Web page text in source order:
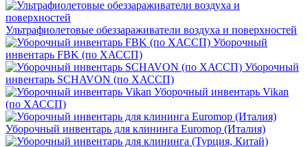
Ультрафиолетовые обеззараживатели воздуха и поверхностей
Уборочный
инвентарь FBK (по ХАССП)
Уборочный
инвентарь SCHAVON (по ХАССП)
Уборочный инвентарь Vikan
(по ХАССП)
Уборочный инвентарь для клининга Euromop (Италия)